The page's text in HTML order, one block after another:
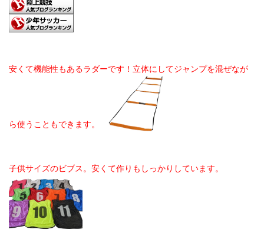
安くて機能性もあるラダーです！立体にしてジャンプを混ぜなが
ら使うこともできます。
子供サイズのビブス。安くて作りもしっかりしています。